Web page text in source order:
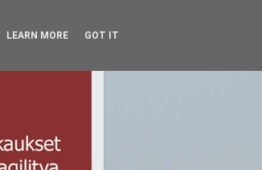
LEARN MORE GOT IT